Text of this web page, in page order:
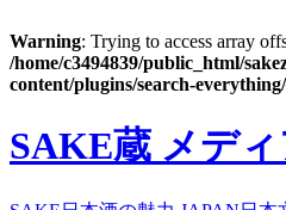
Warning: Trying to access array
/home/c3494839/public_html/
content/plugins/search-
SAKE蔵 メディ